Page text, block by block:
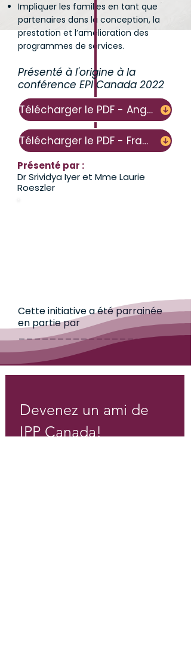
Impliquer les familles en tant que
partenaires dans la conception, la
prestation et l’amélioration des
programmes de services.
Présenté à l'origine à la
conférence EPI Canada 2022
Télécharger le PDF - Anglais
Télécharger le PDF - Français
Présenté par :
Dr Srividya Iyer et Mme Laurie
Roeszler
Cette initiative a été parrainée
en partie par
__________________
Devenez un ami de
IPP Canada!